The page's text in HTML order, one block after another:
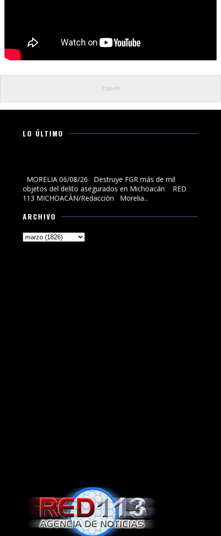
LO ÚLTIMO
MORELIA 06/08/26 Destruye FGR más de mil
objetos del delito asegurados en Michoacán RED
113 MICHOACÁN/Redacción Morelia...
ARCHIVO